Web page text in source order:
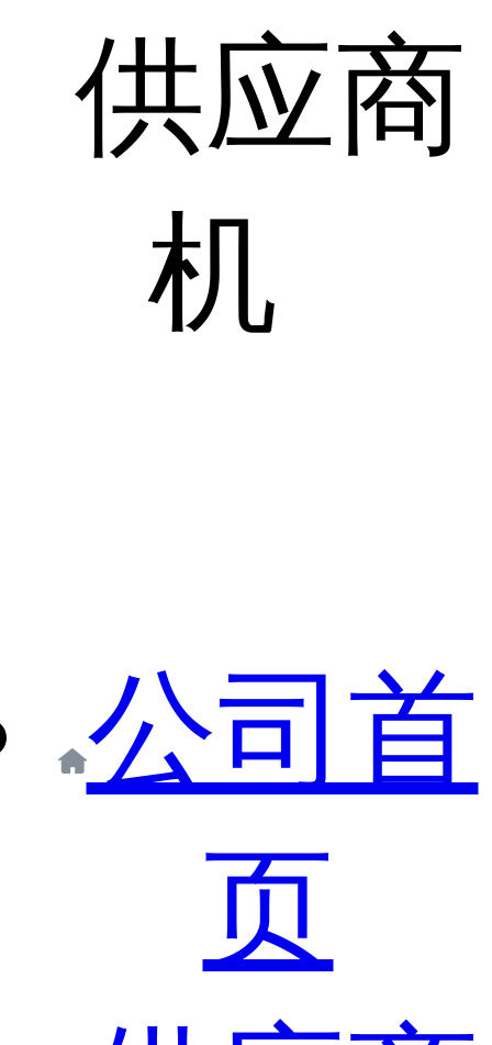
供应商
机
公司首
页